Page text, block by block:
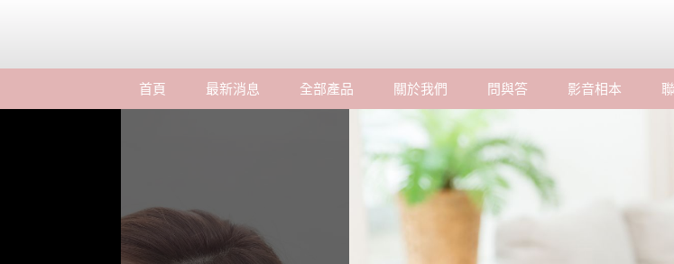
首頁 最新消息 全部產品 關於我們 問與答 影音相本